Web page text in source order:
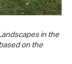
in the
on the